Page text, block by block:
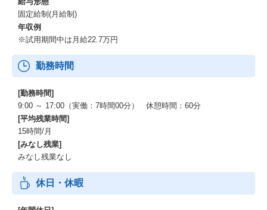
固定給制(月給制)
年収例
※試用期間中は月給22.7万円
勤務時間
[勤務時間]
9:00 ～ 17:00（実働：7時間00分） 休憩時間：60分
[平均残業時間]
15時間/月
[みなし残業]
みなし残業なし
休日・休暇